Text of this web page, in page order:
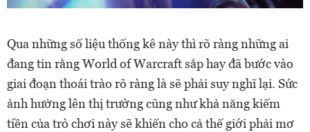
Qua những số liệu thống kê này thì rõ ràng những ai
đang tin rằng World of Warcraft sắp hay đã bước vào
giai đoạn thoái trào rõ ràng là sẽ phải suy nghĩ lại. Sức
ảnh hưởng lên thị trường cũng như khả năng kiếm
tiền của trò chơi này sẽ khiến cho cả thế giới phải mơ